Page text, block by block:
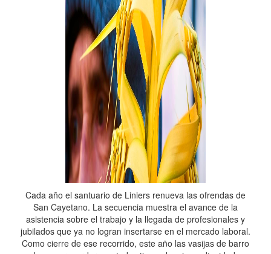
Cada año el santuario de Liniers renueva las ofrendas de
San Cayetano. La secuencia muestra el avance de la
asistencia sobre el trabajo y la llegada de profesionales y
jubilados que ya no logran insertarse en el mercado laboral.
Como cierre de ese recorrido, este año las vasijas de barro